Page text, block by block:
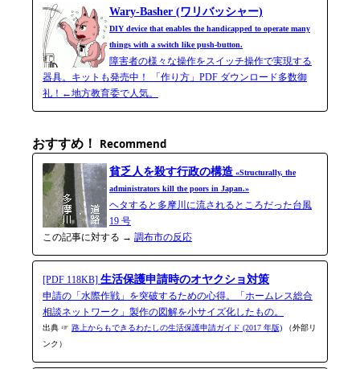
Wary-Basher (ワリバッシャー)
DIY device that enables the handicapped to operate many
things with a switch like push-button.
障害者の様々な操作をスイッチ操作で実現する
器具。キットも発売中！ 「作り方」PDF ダウンロード多数御
礼！←地方教育委で人気。
おすすめ！ Recommend
貧乏人を殺す行政の構造 «Structurally, the
administrators kill the poors in Japan.»
ヘタすると多摩川に流されるところだった台風
19 号
この記事に対する → 調布市の反応
[PDF 118KB] 生活保護申請時のオヤクショ対策
申請の「水際作戦」を突破するための心得。「ホームレス総合
相談ネットワーク」製作の図解を小サイズ化したもの。
出典 ☞ 路上からもできるわたしの生活保護申請ガイド (2017 年版) （外部リ
ンク）